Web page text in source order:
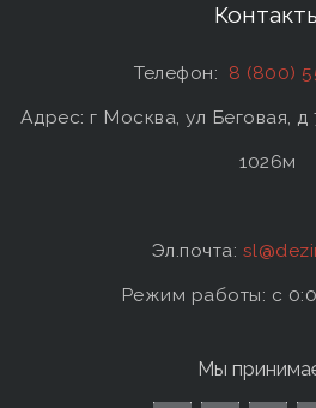
Телефон: 8 (800)
Адрес: г Москва, ул Беговая, д
1026м
Эл.почта:
Режим работы: c
Мы